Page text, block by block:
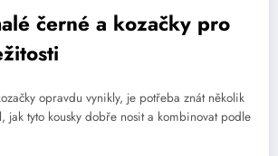
černé a kozačky pro
opravdu vynikly, je potřeba znát několik
jak tyto kousky dobře nosit a kombinovat podle